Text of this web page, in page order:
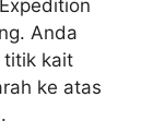
Anda
titik kait
ke atas